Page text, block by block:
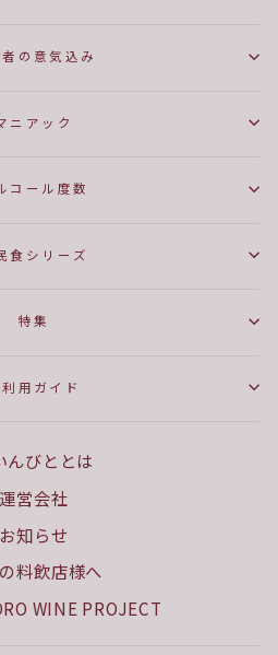
の意気込み
ニアック
コール度数
食シリーズ
特集
利用ガイド
んびととは
運営会社
お知らせ
料飲店様へ
WINE PROJECT